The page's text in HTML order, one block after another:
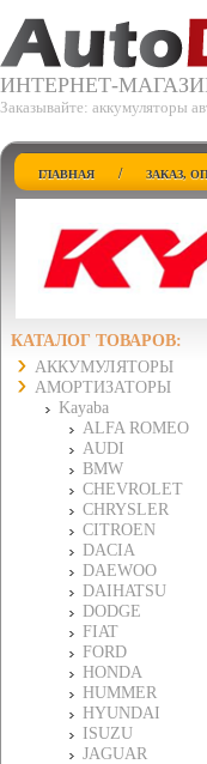
ИНТЕРНЕТ-
Заказывайте: аккумуляторы
ГЛАВНАЯ / ЗАКАЗ,
КАТАЛОГ ТОВАРОВ:
АККУМУЛЯТОРЫ
АМОРТИЗАТОРЫ
Kayaba
ALFA ROMEO
AUDI
BMW
CHEVROLET
CHRYSLER
CITROEN
DACIA
DAEWOO
DAIHATSU
DODGE
FIAT
FORD
HONDA
HUMMER
HYUNDAI
ISUZU
JAGUAR